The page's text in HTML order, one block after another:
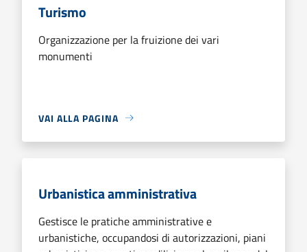
Turismo
Organizzazione per la fruizione dei vari
monumenti
VAI ALLA PAGINA
Urbanistica amministrativa
Gestisce le pratiche amministrative e
urbanistiche, occupandosi di autorizzazioni, piani